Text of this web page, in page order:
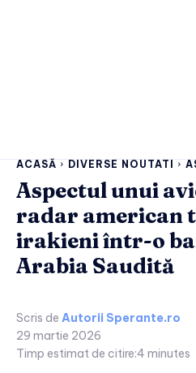
ACASĂ DIVERSE NOUTATI
Aspectul unui
radar american
irakieni într-o
Arabia Saudită
Scris de Autorii Sperante.ro
29 martie 2026
Timp estimat de citire:4 minutes